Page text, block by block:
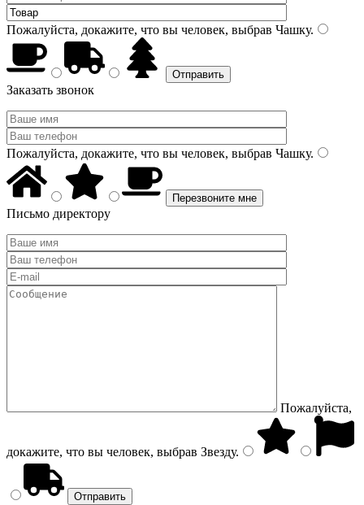
Пожалуйста, докажите, что вы человек, выбрав Чашку.
Заказать звонок
Пожалуйста, докажите, что вы человек, выбрав Чашку.
Письмо директору
Пожалуйста,
докажите, что вы человек, выбрав Звезду.